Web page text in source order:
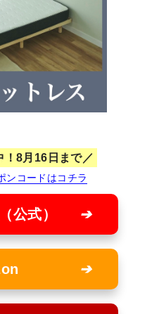
！8月16日まで
ンコードはコチラ
公式）